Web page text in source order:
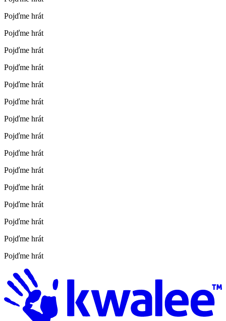
Pojďme hrát
Pojďme hrát
Pojďme hrát
Pojďme hrát
Pojďme hrát
Pojďme hrát
Pojďme hrát
Pojďme hrát
Pojďme hrát
Pojďme hrát
Pojďme hrát
Pojďme hrát
Pojďme hrát
Pojďme hrát
Pojďme hrát